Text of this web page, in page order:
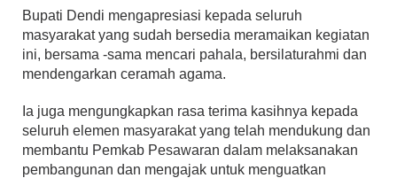
Bupati Dendi mengapresiasi kepada seluruh
masyarakat yang sudah bersedia meramaikan kegiatan
ini, bersama -sama mencari pahala, bersilaturahmi dan
mendengarkan ceramah agama.
Ia juga mengungkapkan rasa terima kasihnya kepada
seluruh elemen masyarakat yang telah mendukung dan
membantu Pemkab Pesawaran dalam melaksanakan
pembangunan dan mengajak untuk menguatkan